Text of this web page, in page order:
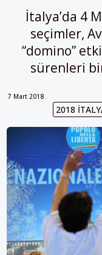
İtalya’da 4
seçimler,
“domino”
sürenleri
7 Mart 2018
2018